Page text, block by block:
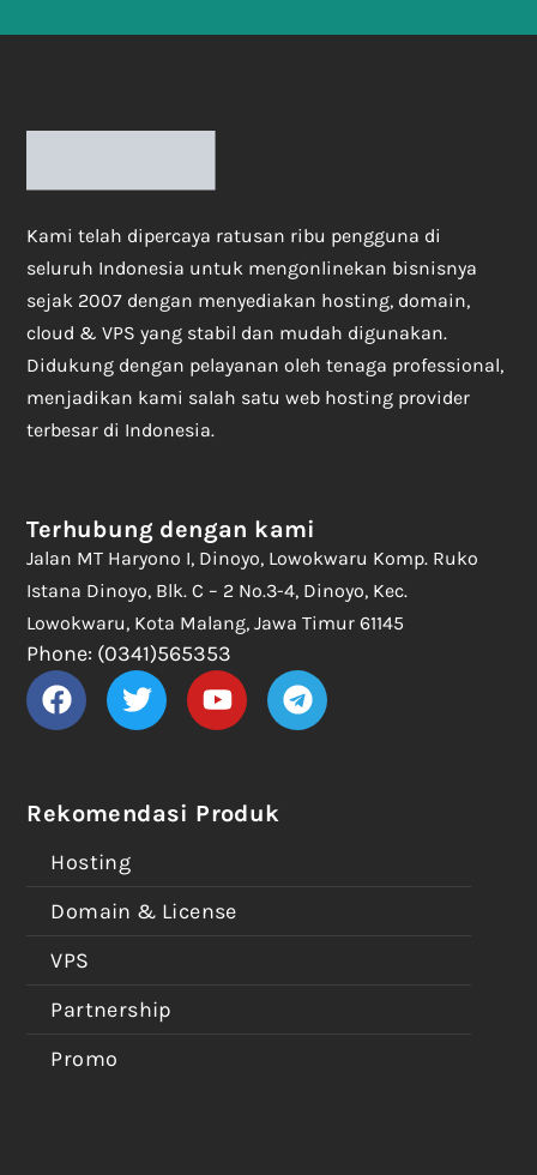
Kami telah dipercaya ratusan ribu pengguna di
seluruh Indonesia untuk mengonlinekan bisnisnya
sejak 2007 dengan menyediakan hosting, domain,
cloud & VPS yang stabil dan mudah digunakan.
Didukung dengan pelayanan oleh tenaga professional,
menjadikan kami salah satu web hosting provider
terbesar di Indonesia.
Rekomendasi Produk
Hosting
Domain & License
VPS
Partnership
Promo
Terhubung dengan kami
Jalan MT Haryono I, Dinoyo, Lowokwaru Komp. Ruko
Istana Dinoyo, Blk. C – 2 No.3-4, Dinoyo, Kec.
Lowokwaru, Kota Malang, Jawa Timur 61145
Phone: (0341)565353